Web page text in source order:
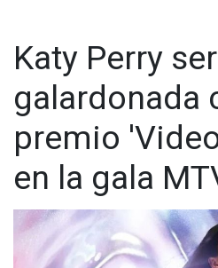
Katy Perry
galardonada
premio
en la gala